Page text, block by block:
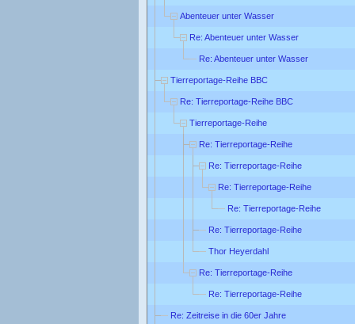
Abenteuer unter Wasser
Re: Abenteuer unter Wasser
Re: Abenteuer unter Wasser
Tierreportage-Reihe BBC
Re: Tierreportage-Reihe BBC
Tierreportage-Reihe
Re: Tierreportage-Reihe
Re: Tierreportage-Reihe
Re: Tierreportage-Reihe
Re: Tierreportage-Reihe
Re: Tierreportage-Reihe
Thor Heyerdahl
Re: Tierreportage-Reihe
Re: Tierreportage-Reihe
Re: Zeitreise in die 60er Jahre